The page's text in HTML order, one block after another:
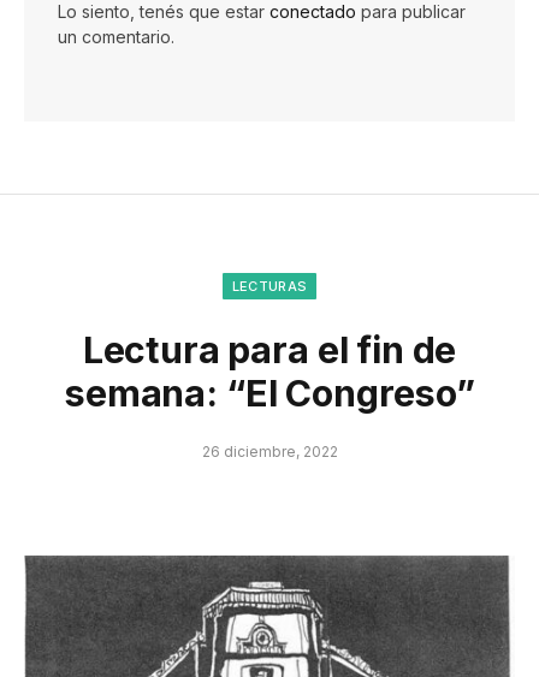
Lo siento, tenés que estar conectado para publicar
un comentario.
LECTURAS
Lectura para el fin de
semana: “El Congreso”
26 diciembre, 2022